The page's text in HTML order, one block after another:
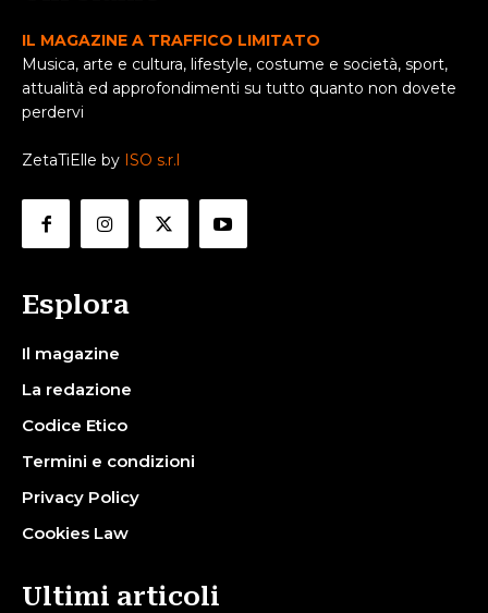
IL MAGAZINE A TRAFFICO LIMITATO
Musica, arte e cultura, lifestyle, costume e società, sport,
attualità ed approfondimenti su tutto quanto non dovete
perdervi
ZetaTiElle by ISO s.r.l
Esplora
Il magazine
La redazione
Codice Etico
Termini e condizioni
Privacy Policy
Cookies Law
Ultimi articoli